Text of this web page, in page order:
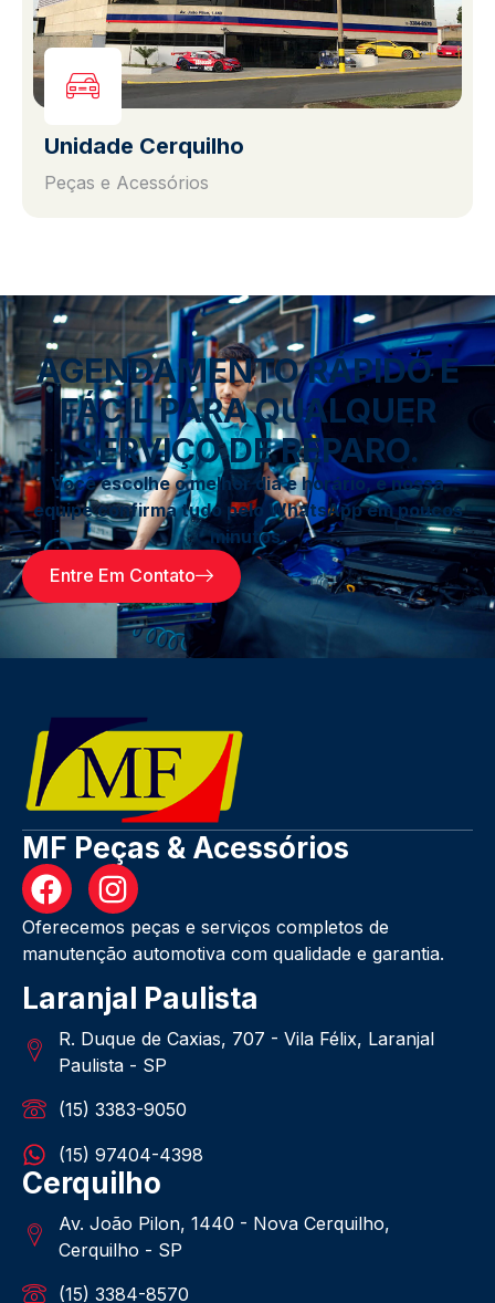
Unidade Cerquilho
Peças e Acessórios
AGENDAMENTO RÁPIDO E
FÁCIL PARA QUALQUER
SERVIÇO DE REPARO.
Você escolhe o melhor dia e horário, e nossa
equipe confirma tudo pelo WhatsApp em poucos
minutos.
Entre Em Contato
MF Peças & Acessórios
Oferecemos peças e serviços completos de
manutenção automotiva com qualidade e garantia.
Laranjal Paulista
R. Duque de Caxias, 707 - Vila Félix, Laranjal
Paulista - SP
(15) 3383-9050
(15) 97404-4398
Cerquilho
Av. João Pilon, 1440 - Nova Cerquilho,
Cerquilho - SP
(15) 3384-8570